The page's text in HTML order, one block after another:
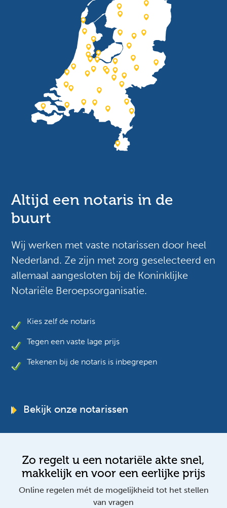
Altijd een notaris in de
buurt
Wij werken met vaste notarissen door heel
Nederland. Ze zijn met zorg geselecteerd en
allemaal aangesloten bij de Koninklijke
Notariële Beroepsorganisatie.
Kies zelf de notaris
Tegen een vaste lage prijs
Tekenen bij de notaris is inbegrepen
Bekijk onze notarissen
Zo regelt u een notariële akte snel,
makkelijk en voor een eerlijke prijs
Online regelen mét de mogelijkheid tot het stellen
van vragen